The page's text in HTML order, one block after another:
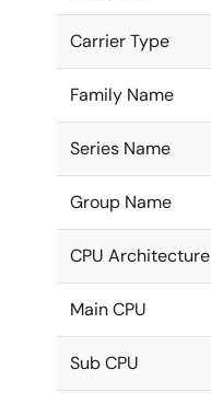
Carrier Type
Family Name
Series Name
Group Name
CPU Architecture
Main CPU
Sub CPU